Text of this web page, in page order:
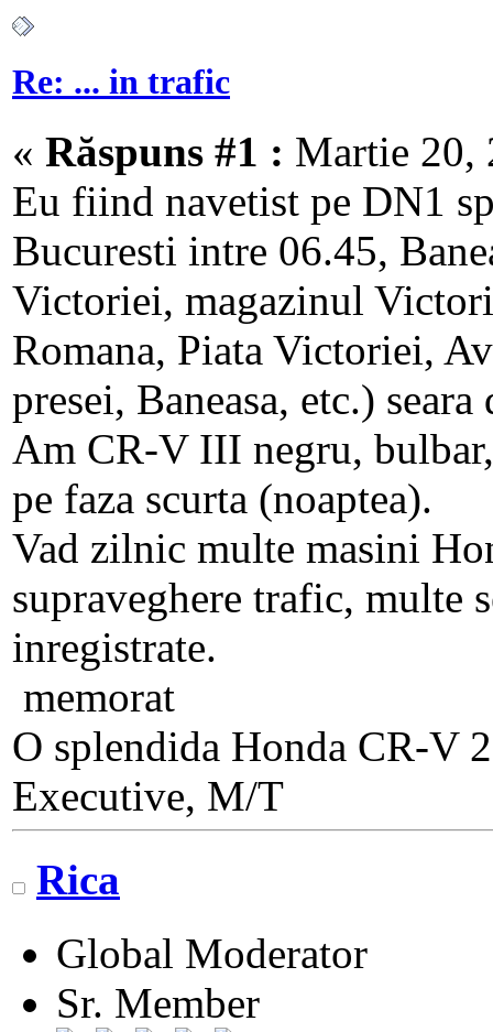
Re: ... in trafic
« Răspuns #1 : Martie 20,
Eu fiind navetist pe DN1
Bucuresti intre 06.45,
Victoriei, magazinul
Romana, Piata Victoriei,
presei, Baneasa, etc.)
Am CR-V III negru,
pe faza scurta (noaptea).
Vad zilnic multe masini
supraveghere trafic, multe
inregistrate.
memorat
O splendida Honda CR-V
Executive, M/T
Rica
Global Moderator
Sr. Member